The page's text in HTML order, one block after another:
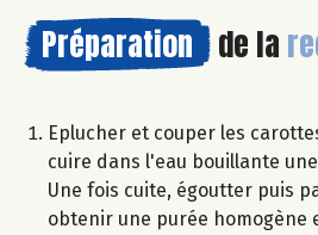
Préparation de la
Eplucher et couper les
cuire dans l'eau bouillante
Une fois cuite, égoutter puis
obtenir une purée homogène